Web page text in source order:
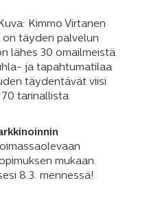
Kimmo Virtanen
on täyden palvelun
lähes 30 omailmeistä
ja tapahtumatilaa
täydentävät viisi
tarinallista
mukaan.
8.3. mennessä!